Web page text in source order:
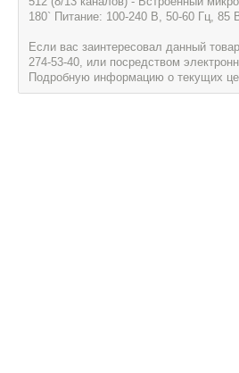
180` Питание: 100-240 В, 50-60 Гц,
Если вас заинтересовал данный
274-53-40, или посредством
Подробную информацию о текущих